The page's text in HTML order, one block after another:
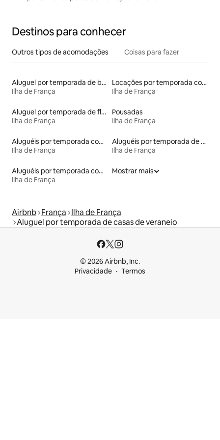
Destinos para conhecer
Outros tipos de acomodações Coisas para fazer
Aluguel por temporada de barcos
Ilha de França
Locações por temporada com piscina
Ilha de França
Aluguel por temporada de flats
Ilha de França
Pousadas
Ilha de França
Aluguéis por temporada com suítes privativas
Ilha de França
Aluguéis por temporada de acomodações de luxo
Ilha de França
Aluguéis por temporada com caiaque
Ilha de França
Mostrar mais
Airbnb França Ilha de França
Aluguel por temporada de casas de veraneio
© 2026 Airbnb, Inc.
Privacidade
Termos